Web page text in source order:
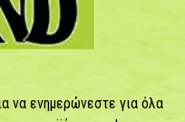
να ενημερώνεστε για όλα